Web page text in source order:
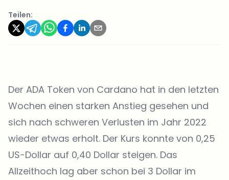
Teilen:
Der ADA Token von Cardano hat in den letzten
Wochen einen starken Anstieg gesehen und
sich nach schweren Verlusten im Jahr 2022
wieder etwas erholt. Der Kurs konnte von 0,25
US-Dollar auf 0,40 Dollar steigen. Das
Allzeithoch lag aber schon bei 3 Dollar im